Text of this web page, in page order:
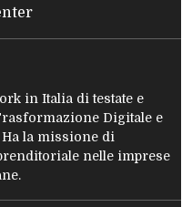
in Italia di testate e
Digitale e
la missione di
nelle imprese